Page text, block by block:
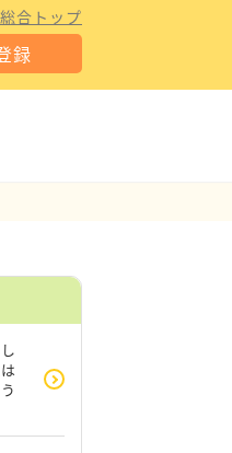
合トップ
録